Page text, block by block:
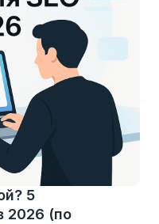
5
2026 (по